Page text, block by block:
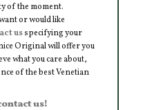
of the moment.
or would like
usspecifying your
Original will offer you
what you care about,
of the best Venetian
us!